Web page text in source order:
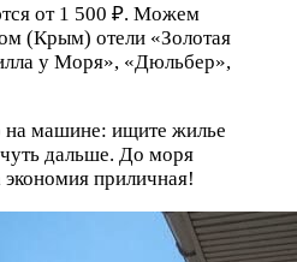
от 1 500 ₽. Можем
(Крым) отели «Золотая
у Моря», «Дюльбер»,
на машине: ищите жилье
дальше. До моря
экономия приличная!